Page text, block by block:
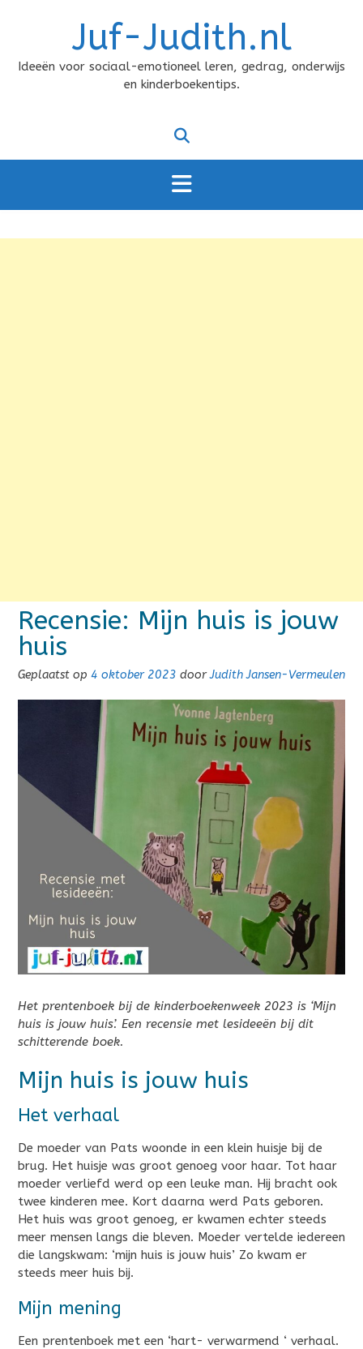
Juf-Judith.nl
Ideeën voor sociaal-emotioneel leren, gedrag, onderwijs
en kinderboekentips.
Recensie: Mijn huis is jouw
huis
Geplaatst op 4 oktober 2023 doorJudith Jansen-Vermeulen
Het prentenboek bij de kinderboekenweek 2023 is ‘Mijn
huis is jouw huis’. Een recensie met lesideeën bij dit
schitterende boek.
Mijn huis is jouw huis
Het verhaal
De moeder van Pats woonde in een klein huisje bij de
brug. Het huisje was groot genoeg voor haar. Tot haar
moeder verliefd werd op een leuke man. Hij bracht ook
twee kinderen mee. Kort daarna werd Pats geboren.
Het huis was groot genoeg, er kwamen echter steeds
meer mensen langs die bleven. Moeder vertelde iedereen
die langskwam: ‘mijn huis is jouw huis’ Zo kwam er
steeds meer huis bij.
Mijn mening
Een prentenboek met een ‘hart- verwarmend ‘ verhaal.